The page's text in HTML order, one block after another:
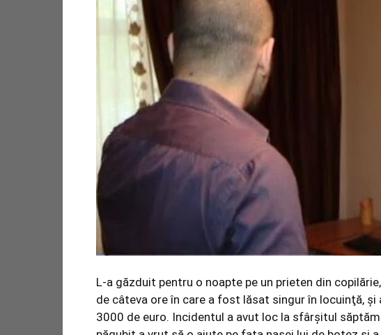
L-a găzduit pentru o noapte pe un prieten din
de câteva ore în care a fost lăsat singur în locuinţă,
3000 de euro. Incidentul a avut loc la sfârşitul